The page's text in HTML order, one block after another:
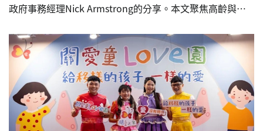
政府事務經理Nick Armstrong的分享。本文聚焦高齡與愛
行政部門的決策流程中，將社群經驗轉化為政策與預算上的
具體改變，以及台灣有何可以借鏡……把經驗變成政策：倡
議式說故事Nick 說明，倡議的核心結構是「吸引注意－描
繪影響－找出可能性－請求行動」。先以個人身分與動機建
立連結，再說明具體阻礙與影響（搭配必要數據），接著描
繪可行的改變與已證實的成效，最後以一句具體、可執行、